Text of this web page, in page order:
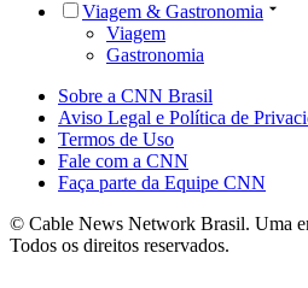
Viagem & Gastronomia
Viagem
Gastronomia
Sobre a CNN Brasil
Aviso Legal e Política de
Termos de Uso
Fale com a CNN
Faça parte da Equipe CNN
© Cable News Network Brasil. Uma
Todos os direitos reservados.